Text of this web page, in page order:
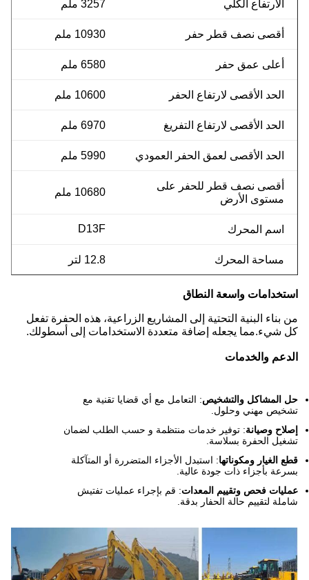
الارتفاع الكلي 3257 ملم
أقصى نصف قطر حفر 10930 ملم
أعلى عمق حفر 6580 ملم
الحد الأقصى لارتفاع الحفر 10600 ملم
الحد الأقصى لارتفاع التفريغ 6970 ملم
الحد الأقصى لعمق الحفر العمودي 5990 ملم
أقصى نصف قطر للحفر على
مستوى الأرض
10680 ملم
اسم المحرك D13F
مساحة المحرك 12.8 لتر
استخدامات واسعة النطاق
من بناء البنية التحتية إلى المشاريع الزراعية، هذه الحفرة تفعل
كل شيء.مما يجعله إضافة متعددة الاستخدامات إلى أسطولك.
الدعم والخدمات
حل المشاكل والتشخيص: التعامل مع أي قضايا تقنية مع
تشخيص مهني وحلول.
إصلاح وصيانة: توفير خدمات منتظمة و حسب الطلب لضمان
تشغيل الحفرة بسلاسة.
قطع الغيار ومكوناتها: استبدل الأجزاء المتضررة أو المتآكلة
بسرعة بأجزاء ذات جودة عالية.
عمليات فحص وتقييم المعدات: قم بإجراء عمليات تفتيش
شاملة لتقييم حالة الحفار بدقة.